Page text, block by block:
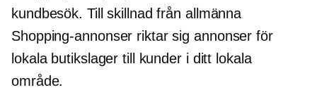
kundbesök. Till skillnad från allmänna
Shopping-annonser riktar sig annonser för
lokala butikslager till kunder i ditt lokala
område.